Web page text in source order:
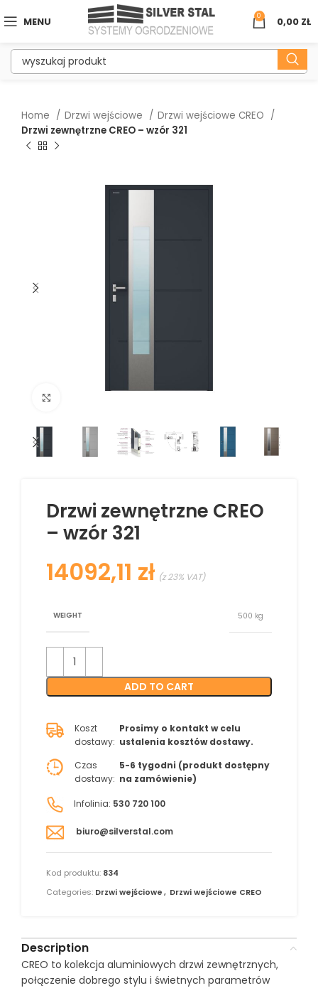
MENU 0 0,00 ZŁ
Home Drzwi wejściowe
Drzwi wejściowe CREO
Drzwi zewnętrzne CREO – wzór 321
Drzwi zewnętrzne CREO
– wzór 321
zł
WEIGHT 500 kg
ADD TO CART
Koszt
dostawy:
Prosimy o kontakt w celu
ustalenia kosztów dostawy.
Czas
dostawy:
5-6 tygodni (produkt dostępny
na zamówienie)
Infolinia: 530 720 100
biuro@silverstal.com
Kod produktu: 834
Categories: Drzwi wejściowe, Drzwi wejściowe CREO
Description
CREO to kolekcja aluminiowych drzwi zewnętrznych,
połączenie dobrego stylu i świetnych parametrów